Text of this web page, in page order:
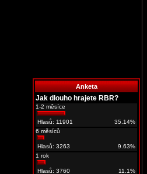
Anketa
Jak dlouho hrajete RBR?
1-2 měsíce
Hlasů: 11901
35.14%
6 měsíců
Hlasů: 3263
9.63%
1 rok
Hlasů: 3760
11.1%